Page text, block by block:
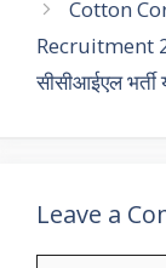
Cotton
Recruitment
सीसीआईएल
Leave a